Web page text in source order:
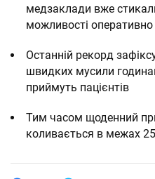
медзаклади вже
можливості
Останній рекорд
швидких мусили
приймуть пацієнтів
Тим часом щоденний
коливається в межах